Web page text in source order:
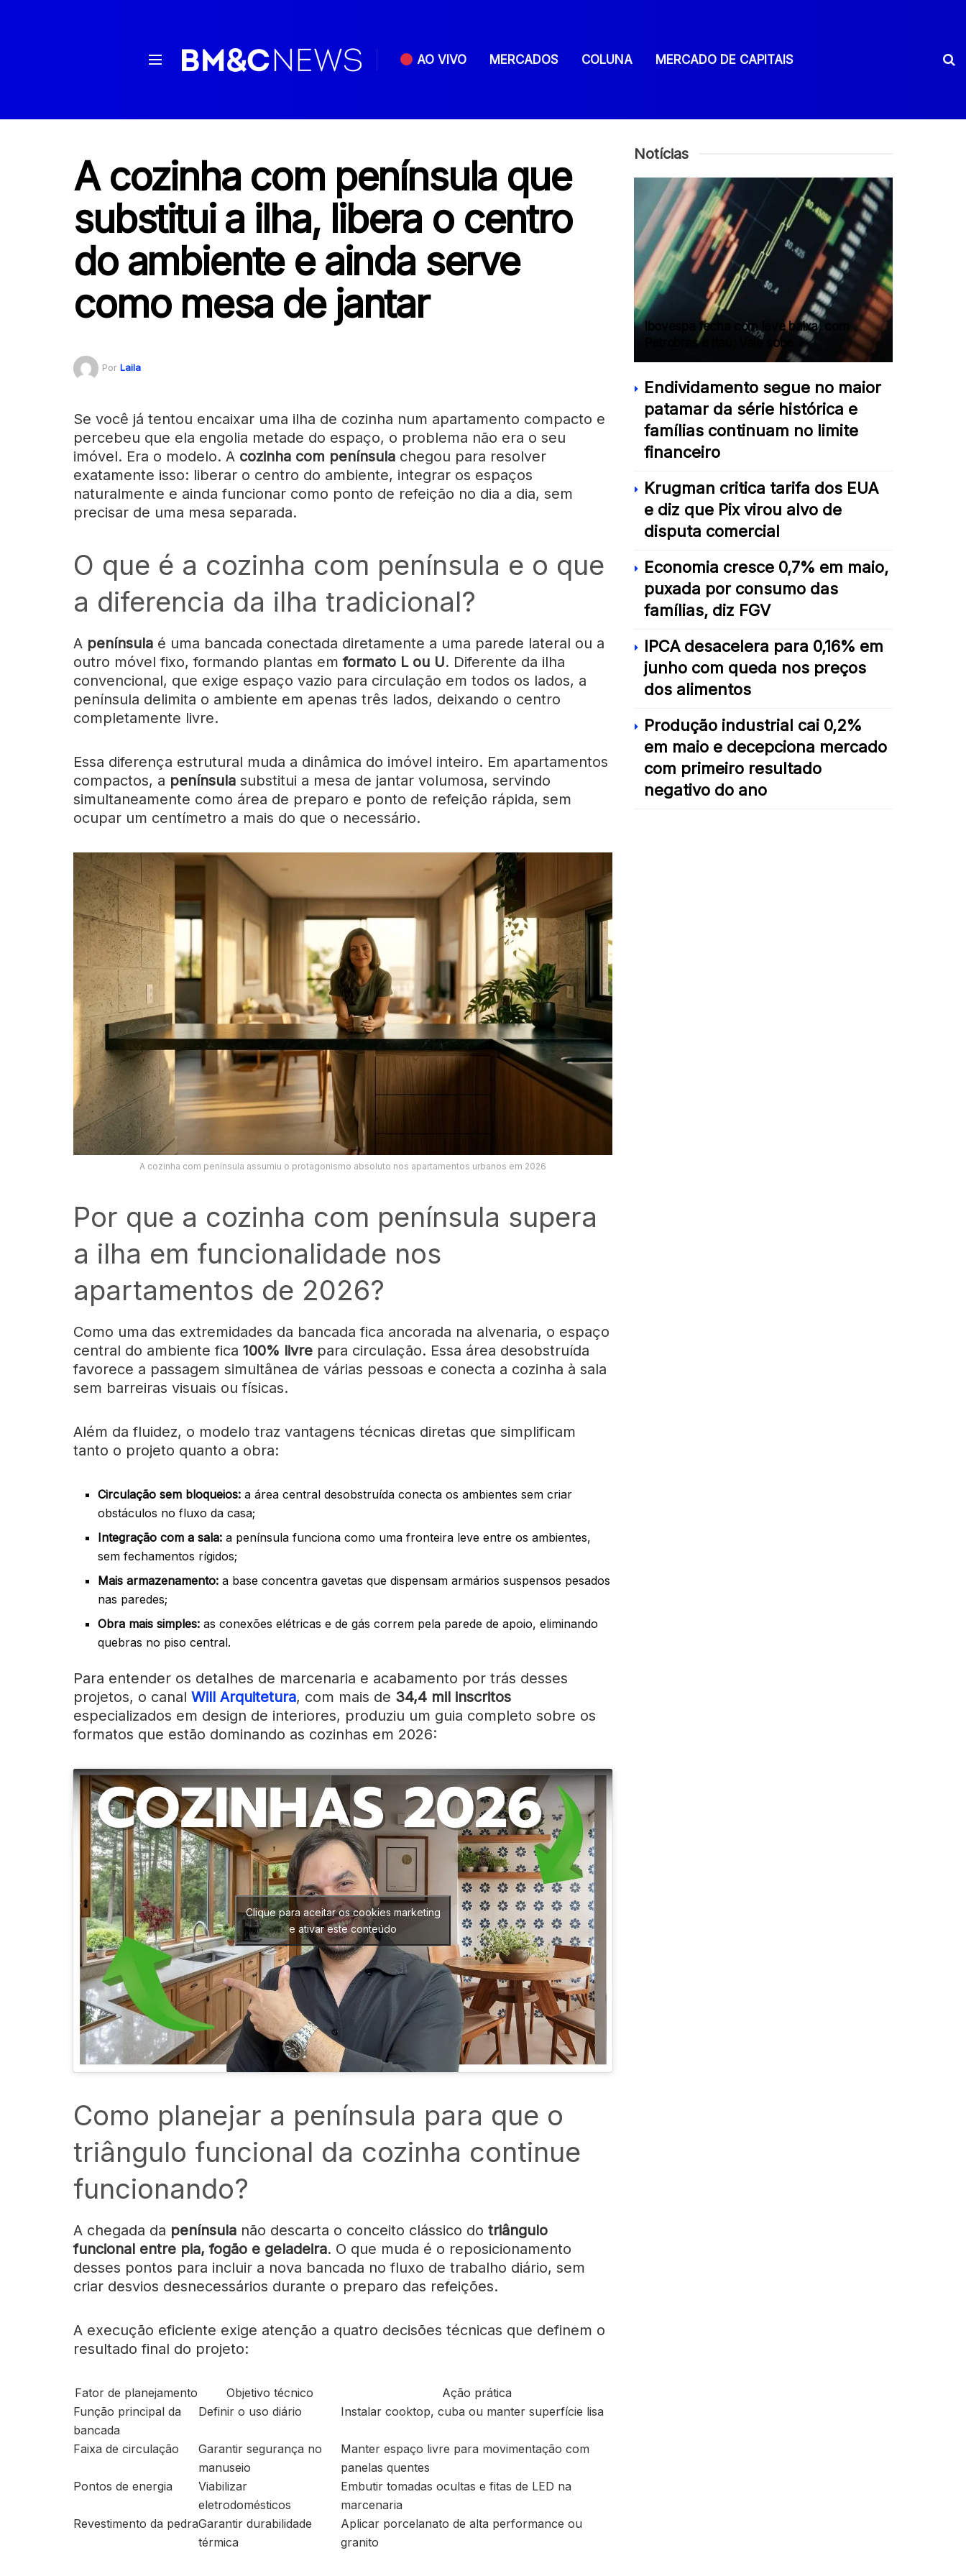
AO VIVO MERCADOS COLUNA MERCADO DE CAPITAIS
A cozinha com península que
substitui a ilha, libera o centro
do ambiente e ainda serve
como mesa de jantar
Por Laila
Se você já tentou encaixar uma ilha de cozinha num apartamento compacto e
percebeu que ela engolia metade do espaço, o problema não era o seu
imóvel. Era o modelo. A cozinha com península chegou para resolver
exatamente isso: liberar o centro do ambiente, integrar os espaços
naturalmente e ainda funcionar como ponto de refeição no dia a dia, sem
precisar de uma mesa separada.
O que é a cozinha com península e o que
a diferencia da ilha tradicional?
A península é uma bancada conectada diretamente a uma parede lateral ou a
outro móvel fixo, formando plantas emformato L ou U. Diferente da ilha
convencional, que exige espaço vazio para circulação em todos os lados, a
península delimita o ambiente em apenas três lados, deixando o centro
completamente livre.
Essa diferença estrutural muda a dinâmica do imóvel inteiro. Em apartamentos
compactos, a península substitui a mesa de jantar volumosa, servindo
simultaneamente como área de preparo e ponto de refeição rápida, sem
ocupar um centímetro a mais do que o necessário.
A cozinha com península assumiu o protagonismo absoluto nos apartamentos urbanos em 2026
Por que a cozinha com península supera
a ilha em funcionalidade nos
apartamentos de 2026?
Como uma das extremidades da bancada fica ancorada na alvenaria, o espaço
central do ambiente fica 100% livre para circulação. Essa área desobstruída
favorece a passagem simultânea de várias pessoas e conecta a cozinha à sala
sem barreiras visuais ou físicas.
Além da fluidez, o modelo traz vantagens técnicas diretas que simplificam
tanto o projeto quanto a obra:
Circulação sem bloqueios: a área central desobstruída conecta os ambientes sem criar
obstáculos no fluxo da casa;
Integração com a sala: a península funciona como uma fronteira leve entre os ambientes,
sem fechamentos rígidos;
Mais armazenamento: a base concentra gavetas que dispensam armários suspensos pesados
nas paredes;
Obra mais simples: as conexões elétricas e de gás correm pela parede de apoio, eliminando
quebras no piso central.
Para entender os detalhes de marcenaria e acabamento por trás desses
projetos, o canal Will Arquitetura, com mais de 34,4 mil inscritos
especializados em design de interiores, produziu um guia completo sobre os
formatos que estão dominando as cozinhas em 2026:
Clique para aceitar os cookies marketing
e ativar este conteúdo
Como planejar a península para que o
triângulo funcional da cozinha continue
funcionando?
A chegada da península não descarta o conceito clássico do triângulo
funcional entre pia, fogão e geladeira. O que muda é o reposicionamento
desses pontos para incluir a nova bancada no fluxo de trabalho diário, sem
criar desvios desnecessários durante o preparo das refeições.
A execução eficiente exige atenção a quatro decisões técnicas que definem o
resultado final do projeto:
Fator de planejamento Objetivo técnico
Ação prática
Função principal da
bancada
Definir o uso diário Instalar cooktop, cuba ou manter superfície lisa
Faixa de circulação
Garantir segurança no
manuseio
Manter espaço livre para movimentação com
panelas quentes
Pontos de energia
Viabilizar
eletrodomésticos
Embutir tomadas ocultas e fitas de LED na
marcenaria
Revestimento da pedraGarantir durabilidade
térmica
Aplicar porcelanato de alta performance ou
granito
Notícias
Ibovespa fecha com leve baixa, com
Petrobras e Itaú; Vale sobe
Endividamento segue no maior
patamar da série histórica e
famílias continuam no limite
financeiro
Krugman critica tarifa dos EUA
e diz que Pix virou alvo de
disputa comercial
Economia cresce 0,7% em maio,
puxada por consumo das
famílias, diz FGV
IPCA desacelera para 0,16% em
junho com queda nos preços
dos alimentos
Produção industrial cai 0,2%
em maio e decepciona mercado
com primeiro resultado
negativo do ano